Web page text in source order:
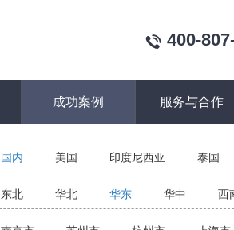
400-
成功案例 服务与合作
国内 美国 印度尼西亚 泰国
东北 华北 华东 华中 西